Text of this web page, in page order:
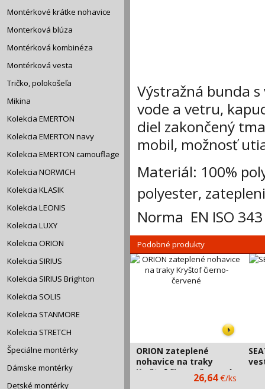
Montérkové krátke nohavice
Monterková blúza
Montérková kombinéza
Montérková vesta
Tričko, polokošeľa
Mikina
Kolekcia EMERTON
Kolekcia EMERTON navy
Kolekcia EMERTON camouflage
Kolekcia NORWICH
Kolekcia KLASIK
Kolekcia LEONIS
Kolekcia LUXY
Kolekcia ORION
Kolekcia SIRIUS
Kolekcia SIRIUS Brighton
Kolekcia SOLIS
Kolekcia STANMORE
Kolekcia STRETCH
Špeciálne montérky
Dámske montérky
Detské montérky
Výstražná bunda
vode a vetru,
diel zakončený
mobil, možnosť
Materiál: 100%
polyester,
Norma EN ISO
Podobné produkty
ORION zateplené
nohavice na traky
Kryštof čierno-červené
26,64€/ks